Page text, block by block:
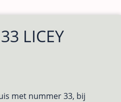
LICEY
met nummer 33, bij